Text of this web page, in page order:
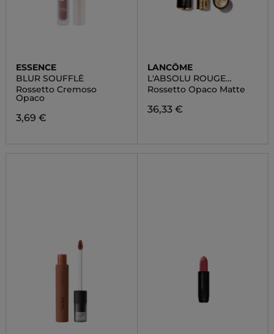
ESSENCE
BLUR SOUFFLÈ
Rossetto Cremoso
Opaco
3,69 €
LANCÔME
L'ABSOLU ROUGE
DRAMA MATTE
Rossetto Opaco Matte
36,33 €